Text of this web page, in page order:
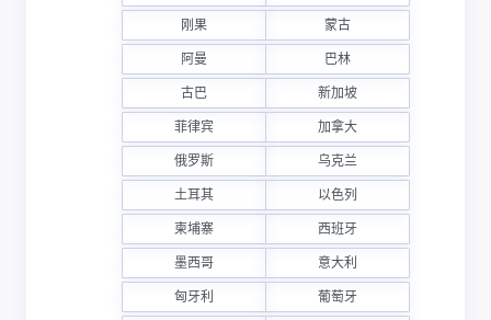
刚果 蒙古
阿曼 巴林
古巴 新加坡
菲律宾 加拿大
俄罗斯 乌克兰
土耳其 以色列
柬埔寨 西班牙
墨西哥 意大利
匈牙利 葡萄牙